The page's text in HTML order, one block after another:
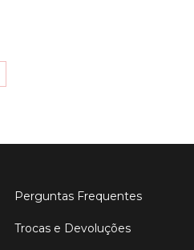
Perguntas Frequentes
Trocas e Devoluções